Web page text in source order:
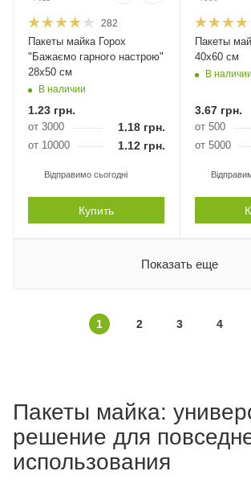
282
Пакеты майка Горох
"Бажаємо гарного настрою"
28х50 см
В наличии
1.23 грн.
от 3000 1.18грн.
от 10000 1.12грн.
Відправимо сьогодні
Купить
Пакеты
40х60 см
В наличии
3.67грн.
от 500
от 5000
Показать еще
1 2 3 4
Пакеты майка:
решение для
использования